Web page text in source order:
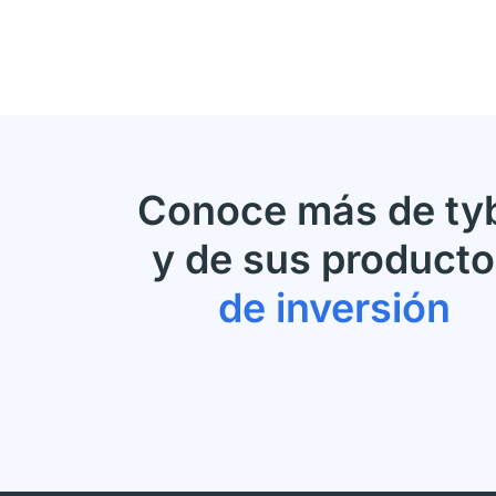
Conoce más de
y de sus
de inversión